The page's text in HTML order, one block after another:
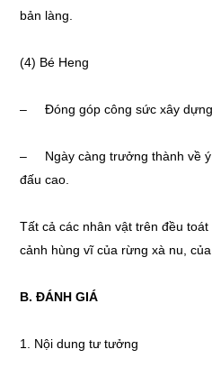
bản làng.
(4) Bé Heng
– Đóng góp công sức xây dựng
– Ngày càng trưởng thành về ý
đấu cao.
Tất cả các nhân vật trên đều
cảnh hùng vĩ của rừng xà nu, của
B. ĐÁNH GIÁ
1. Nội dung tư tưởng